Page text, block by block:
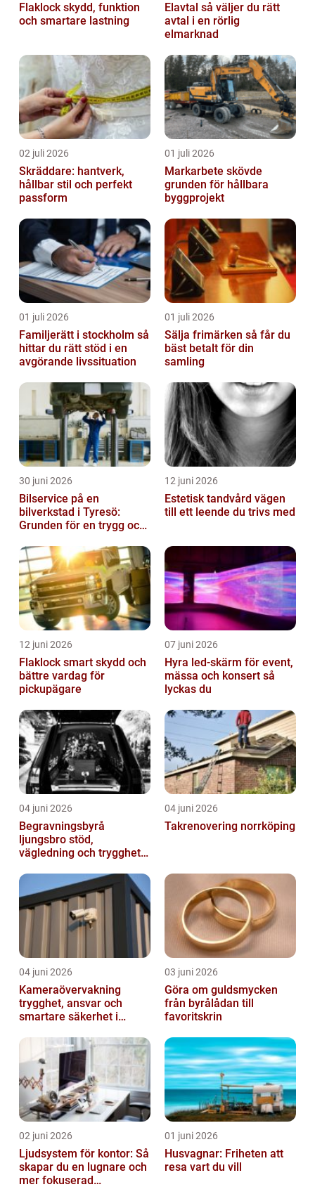
Flaklock skydd, funktion
och smartare lastning
Elavtal så väljer du rätt
avtal i en rörlig
elmarknad
02 juli 2026
Skräddare: hantverk,
hållbar stil och perfekt
passform
01 juli 2026
Markarbete skövde
grunden för hållbara
byggprojekt
01 juli 2026
Familjerätt i stockholm så
hittar du rätt stöd i en
avgörande livssituation
01 juli 2026
Sälja frimärken så får du
bäst betalt för din
samling
30 juni 2026
Bilservice på en
bilverkstad i Tyresö:
Grunden för en trygg och
12 juni 2026
Estetisk tandvård vägen
till ett leende du trivs med
12 juni 2026
Flaklock smart skydd och
bättre vardag för
pickupägare
07 juni 2026
Hyra led-skärm för event,
mässa och konsert så
lyckas du
04 juni 2026
Begravningsbyrå
ljungsbro stöd,
vägledning och trygghet
04 juni 2026
Takrenovering norrköping
04 juni 2026
Kameraövervakning
trygghet, ansvar och
smartare säkerhet i
03 juni 2026
Göra om guldsmycken
från byrålådan till
favoritskrin
02 juni 2026
Ljudsystem för kontor: Så
skapar du en lugnare och
mer fokuserad
01 juni 2026
Husvagnar: Friheten att
resa vart du vill